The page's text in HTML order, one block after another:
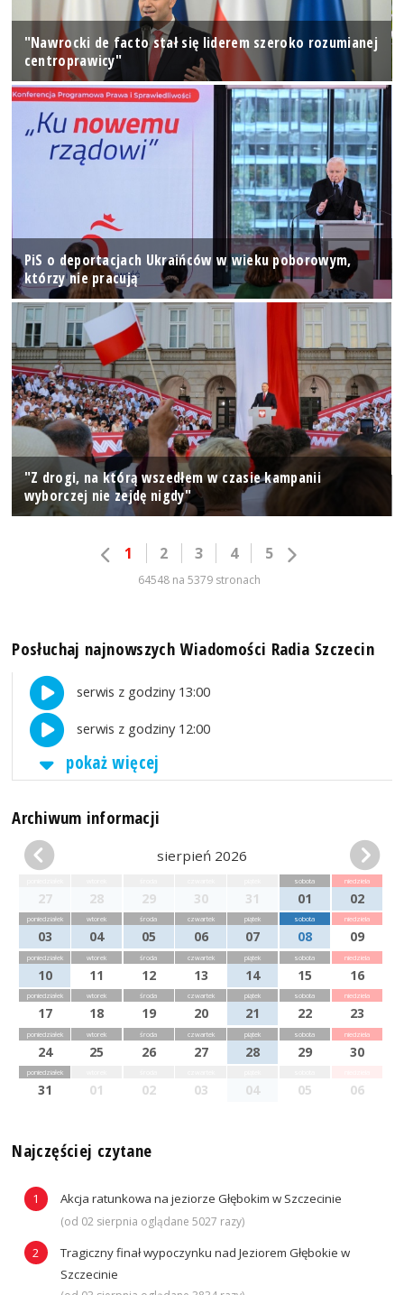
"Nawrocki de facto stał się liderem szeroko rozumianej
centroprawicy"
PiS o deportacjach Ukraińców w wieku poborowym,
którzy nie pracują
"Z drogi, na którą wszedłem w czasie kampanii
wyborczej nie zejdę nigdy"
1 2 3 4 5
64548 na 5379 stronach
Posłuchaj najnowszych Wiadomości Radia Szczecin
serwis z godziny 13:00
serwis z godziny 12:00
pokaż więcej
Archiwum informacji
sierpień 2026
27 28 29 30 31
sobota
01
niedziela
02
poniedziałek
03
wtorek
04
środa
05
czwartek
06
piątek
07
sobota
08
niedziela
09
poniedziałek
10
wtorek
11
środa
12
czwartek
13
piątek
14
sobota
15
niedziela
16
poniedziałek
17
wtorek
18
środa
19
czwartek
20
piątek
21
sobota
22
niedziela
23
poniedziałek
24
wtorek
25
środa
26
czwartek
27
piątek
28
sobota
29
niedziela
30
poniedziałek
31 01 02 03 04 05 06
Najczęściej czytane
Akcja ratunkowa na jeziorze Głębokim w Szczecinie
(od 02 sierpnia oglądane 5027 razy)
Tragiczny finał wypoczynku nad Jeziorem Głębokie w
Szczecinie